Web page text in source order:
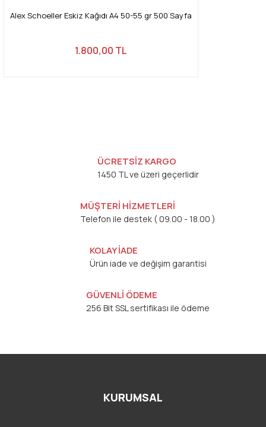
Alex Schoeller Eskiz Kağıdı A4 50-55 gr 500 Sayfa
1.800,00 TL
ÜCRETSİZ KARGO
1450 TL ve üzeri geçerlidir
MÜŞTERİ HİZMETLERİ
Telefon ile destek ( 09.00 - 18.00 )
KOLAY İADE
Ürün iade ve değişim garantisi
GÜVENLİ ÖDEME
256 Bit SSL sertifikası ile ödeme
KURUMSAL